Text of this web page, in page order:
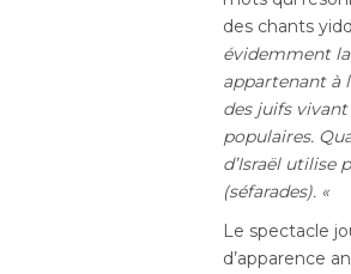
des chants
évidemment
appartenant à
des juifs
populaires.
d’Israël utilise
(séfarades). «
Le spectacle
d’apparence